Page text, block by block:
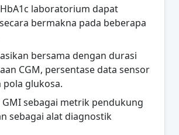
laboratorium dapat
bermakna pada beberapa
bersama dengan durasi
CGM, persentase data sensor
glukosa.
GMI sebagai metrik pendukung
sebagai alat diagnostik